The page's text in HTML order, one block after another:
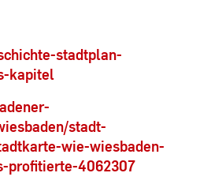
stadtplan-
kapitel
stadt-
wie-wiesbaden-
profitierte-4062307